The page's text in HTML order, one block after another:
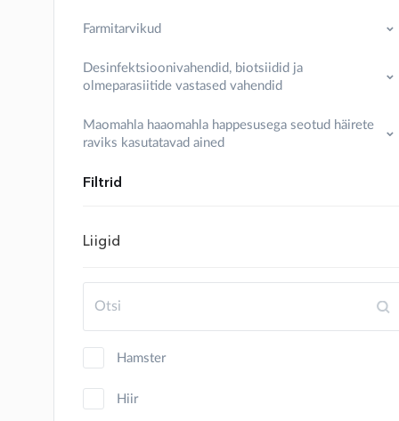
Farmitarvikud
Desinfektsioonivahendid, biotsiidid ja
olmeparasiitide vastased vahendid
Maomahla haaomahla happesusega seotud häirete
raviks kasutatavad ained
Filtrid
Liigid
hamster
hiir